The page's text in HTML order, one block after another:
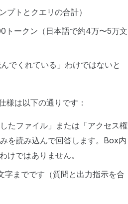
トとクエリの合計）
ークン（日本語で約4万〜5万文
でくれている」わけではないと
様は以下の通りです：
たファイル」または「アクセス権
を読み込んで回答します。Box内
けではありません。
字までです（質問と出力指示を合